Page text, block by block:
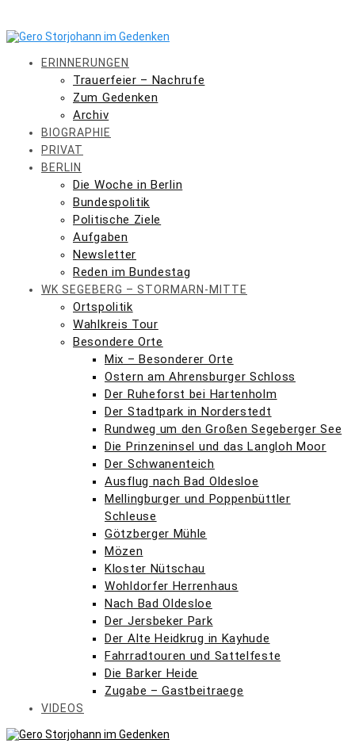
content
ERINNERUNGEN
Trauerfeier – Nachrufe
Zum Gedenken
Archiv
BIOGRAPHIE
PRIVAT
BERLIN
Die Woche in Berlin
Bundespolitik
Politische Ziele
Aufgaben
Newsletter
Reden im Bundestag
WK SEGEBERG – STORMARN-MITTE
Ortspolitik
Wahlkreis Tour
Besondere Orte
Mix – Besonderer Orte
Ostern am Ahrensburger Schloss
Der Ruheforst bei Hartenholm
Der Stadtpark in Norderstedt
Rundweg um den Großen Segeberger See
Die Prinzeninsel und das Langloh Moor
Der Schwanenteich
Ausflug nach Bad Oldesloe
Mellingburger und Poppenbüttler
Schleuse
Götzberger Mühle
Mözen
Kloster Nütschau
Wohldorfer Herrenhaus
Nach Bad Oldesloe
Der Jersbeker Park
Der Alte Heidkrug in Kayhude
Fahrradtouren und Sattelfeste
Die Barker Heide
Zugabe – Gastbeitraege
VIDEOS